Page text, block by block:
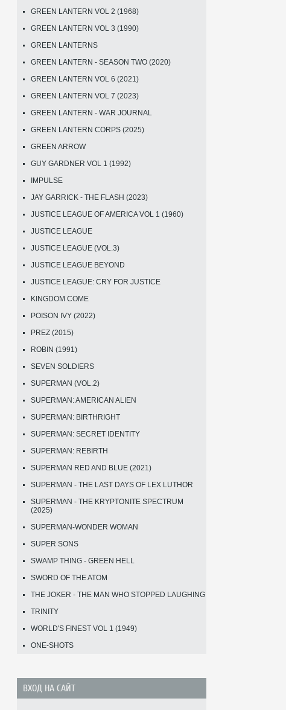
GREEN LANTERN VOL 2 (1968)
GREEN LANTERN VOL 3 (1990)
GREEN LANTERNS
GREEN LANTERN - SEASON TWO (2020)
GREEN LANTERN VOL 6 (2021)
GREEN LANTERN VOL 7 (2023)
GREEN LANTERN - WAR JOURNAL
GREEN LANTERN CORPS (2025)
GREEN ARROW
GUY GARDNER VOL 1 (1992)
IMPULSE
JAY GARRICK - THE FLASH (2023)
JUSTICE LEAGUE OF AMERICA VOL 1 (1960)
JUSTICE LEAGUE
JUSTICE LEAGUE (VOL.3)
JUSTICE LEAGUE BEYOND
JUSTICE LEAGUE: CRY FOR JUSTICE
KINGDOM COME
POISON IVY (2022)
PREZ (2015)
ROBIN (1991)
SEVEN SOLDIERS
SUPERMAN (VOL.2)
SUPERMAN: AMERICAN ALIEN
SUPERMAN: BIRTHRIGHT
SUPERMAN: SECRET IDENTITY
SUPERMAN: REBIRTH
SUPERMAN RED AND BLUE (2021)
SUPERMAN - THE LAST DAYS OF LEX LUTHOR
SUPERMAN - THE KRYPTONITE SPECTRUM
(2025)
SUPERMAN-WONDER WOMAN
SUPER SONS
SWAMP THING - GREEN HELL
SWORD OF THE ATOM
THE JOKER - THE MAN WHO STOPPED LAUGHING
TRINITY
WORLD'S FINEST VOL 1 (1949)
ONE-SHOTS
ВХОД НА САЙТ